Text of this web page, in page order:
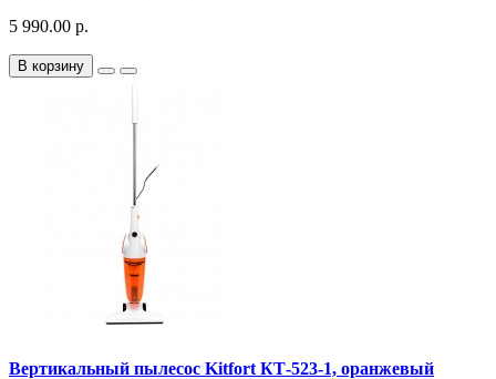
5 990.00 р.
В корзину
Вертикальный пылесос Kitfort КТ-523-1, оранжевый